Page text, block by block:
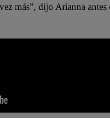
más”, dijo Arianna